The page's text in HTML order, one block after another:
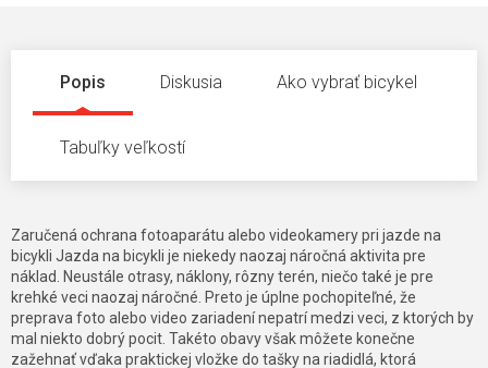
Popis Diskusia Ako vybrať bicykel
Tabuľky veľkostí
Zaručená ochrana fotoaparátu alebo videokamery pri jazde na
bicykli Jazda na bicykli je niekedy naozaj náročná aktivita pre
náklad. Neustále otrasy, náklony, rôzny terén, niečo také je pre
krehké veci naozaj náročné. Preto je úplne pochopiteľné, že
preprava foto alebo video zariadení nepatrí medzi veci, z ktorých by
mal niekto dobrý pocit. Takéto obavy však môžete konečne
zažehnať vďaka praktickej vložke do tašky na riadidlá, ktorá